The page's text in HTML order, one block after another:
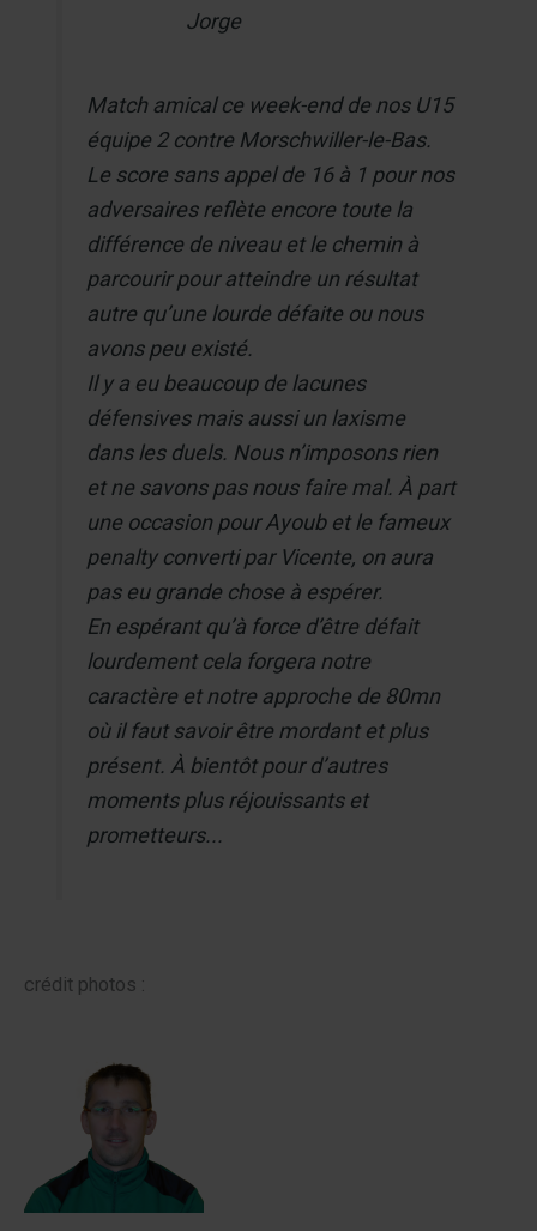
Jorge
Match amical ce week-end de nos U15
équipe 2 contre Morschwiller-le-Bas.
Le score sans appel de 16 à 1 pour nos
adversaires reflète encore toute la
différence de niveau et le chemin à
parcourir pour atteindre un résultat
autre qu’une lourde défaite ou nous
avons peu existé.
Il y a eu beaucoup de lacunes
défensives mais aussi un laxisme
dans les duels. Nous n’imposons rien
et ne savons pas nous faire mal. À part
une occasion pour Ayoub et le fameux
penalty converti par Vicente, on aura
pas eu grande chose à espérer.
En espérant qu’à force d’être défait
lourdement cela forgera notre
caractère et notre approche de 80mn
où il faut savoir être mordant et plus
présent. À bientôt pour d’autres
moments plus réjouissants et
prometteurs...
crédit photos :